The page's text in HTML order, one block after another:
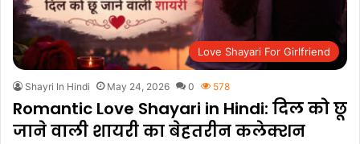
Love Shayari For Girlfriend
Shayri In Hindi May 24, 2026 0 578
Romantic Love Shayari in Hindi: दिल को छू
जाने वाली शायरी का बेहतरीन कलेक्शन